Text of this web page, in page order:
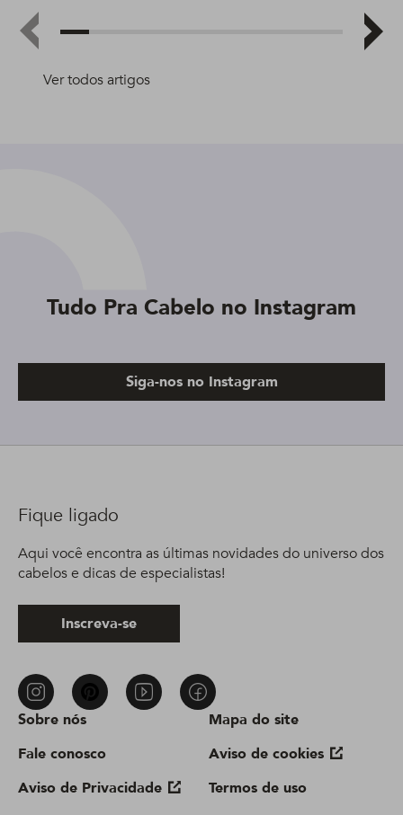
Ver todos artigos
Tudo Pra Cabelo no Instagram
Siga-nos no Instagram
Sobre nós
Fale conosco
Aviso de Privacidade
Mapa do site
Aviso de cookies
Termos de uso
Fique ligado
Aqui você encontra as últimas novidades do universo dos
cabelos e dicas de especialistas!
Inscreva-se